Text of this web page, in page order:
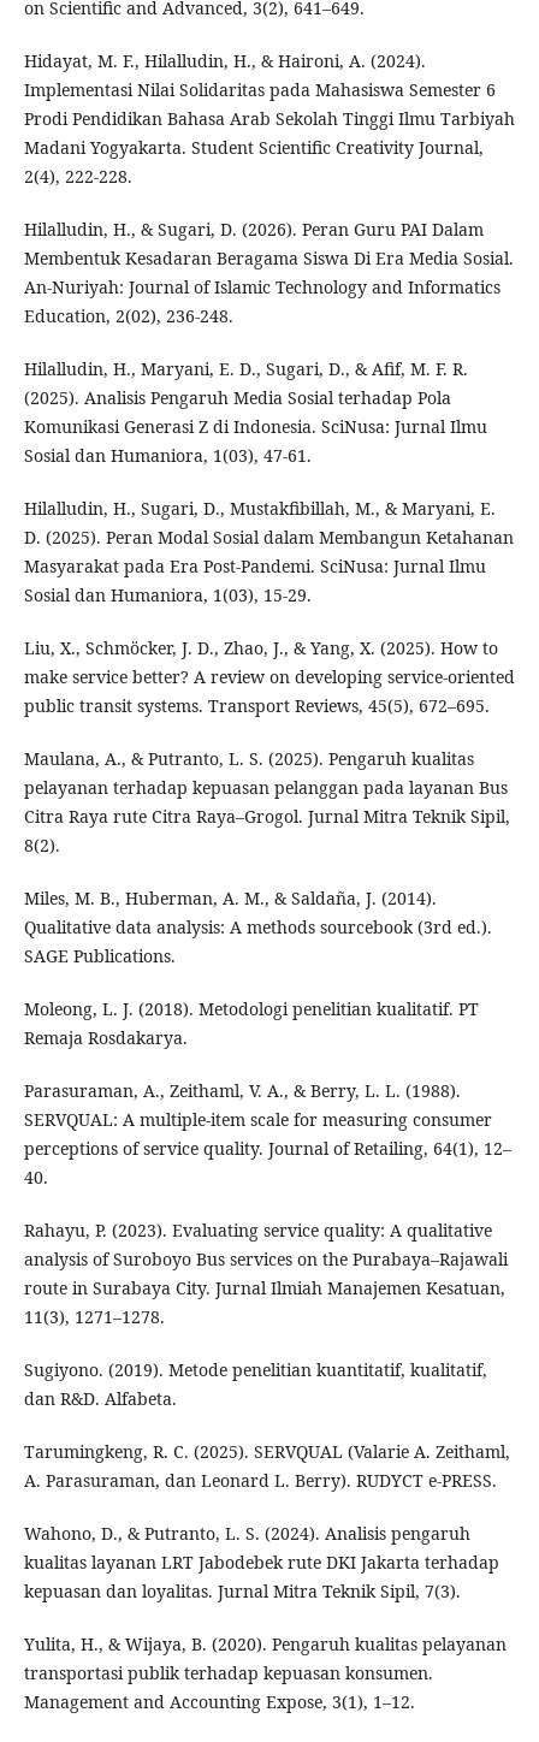
on Scientific and Advanced, 3(2), 641–649.
Hidayat, M. F., Hilalludin, H., & Haironi, A. (2024).
Implementasi Nilai Solidaritas pada Mahasiswa Semester 6
Prodi Pendidikan Bahasa Arab Sekolah Tinggi Ilmu Tarbiyah
Madani Yogyakarta. Student Scientific Creativity Journal,
2(4), 222-228.
Hilalludin, H., & Sugari, D. (2026). Peran Guru PAI Dalam
Membentuk Kesadaran Beragama Siswa Di Era Media Sosial.
An-Nuriyah: Journal of Islamic Technology and Informatics
Education, 2(02), 236-248.
Hilalludin, H., Maryani, E. D., Sugari, D., & Afif, M. F. R.
(2025). Analisis Pengaruh Media Sosial terhadap Pola
Komunikasi Generasi Z di Indonesia. SciNusa: Jurnal Ilmu
Sosial dan Humaniora, 1(03), 47-61.
Hilalludin, H., Sugari, D., Mustakfibillah, M., & Maryani, E.
D. (2025). Peran Modal Sosial dalam Membangun Ketahanan
Masyarakat pada Era Post-Pandemi. SciNusa: Jurnal Ilmu
Sosial dan Humaniora, 1(03), 15-29.
Liu, X., Schmöcker, J. D., Zhao, J., & Yang, X. (2025). How to
make service better? A review on developing service-oriented
public transit systems. Transport Reviews, 45(5), 672–695.
Maulana, A., & Putranto, L. S. (2025). Pengaruh kualitas
pelayanan terhadap kepuasan pelanggan pada layanan Bus
Citra Raya rute Citra Raya–Grogol. Jurnal Mitra Teknik Sipil,
8(2).
Miles, M. B., Huberman, A. M., & Saldaña, J. (2014).
Qualitative data analysis: A methods sourcebook (3rd ed.).
SAGE Publications.
Moleong, L. J. (2018). Metodologi penelitian kualitatif. PT
Remaja Rosdakarya.
Parasuraman, A., Zeithaml, V. A., & Berry, L. L. (1988).
SERVQUAL: A multiple-item scale for measuring consumer
perceptions of service quality. Journal of Retailing, 64(1), 12–
40.
Rahayu, P. (2023). Evaluating service quality: A qualitative
analysis of Suroboyo Bus services on the Purabaya–Rajawali
route in Surabaya City. Jurnal Ilmiah Manajemen Kesatuan,
11(3), 1271–1278.
Sugiyono. (2019). Metode penelitian kuantitatif, kualitatif,
dan R&D. Alfabeta.
Tarumingkeng, R. C. (2025). SERVQUAL (Valarie A. Zeithaml,
A. Parasuraman, dan Leonard L. Berry). RUDYCT e-PRESS.
Wahono, D., & Putranto, L. S. (2024). Analisis pengaruh
kualitas layanan LRT Jabodebek rute DKI Jakarta terhadap
kepuasan dan loyalitas. Jurnal Mitra Teknik Sipil, 7(3).
Yulita, H., & Wijaya, B. (2020). Pengaruh kualitas pelayanan
transportasi publik terhadap kepuasan konsumen.
Management and Accounting Expose, 3(1), 1–12.